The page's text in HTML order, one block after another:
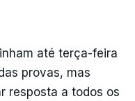
até terça-feira
provas, mas
resposta a todos os